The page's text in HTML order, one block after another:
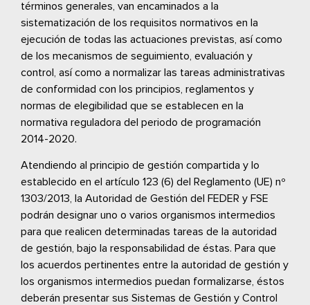
términos generales, van encaminados a la
sistematización de los requisitos normativos en la
ejecución de todas las actuaciones previstas, así como
de los mecanismos de seguimiento, evaluación y
control, así como a normalizar las tareas administrativas
de conformidad con los principios, reglamentos y
normas de elegibilidad que se establecen en la
normativa reguladora del periodo de programación
2014-2020.
Atendiendo al principio de gestión compartida y lo
establecido en el artículo 123 (6) del Reglamento (UE) nº
1303/2013, la Autoridad de Gestión del FEDER y FSE
podrán designar uno o varios organismos intermedios
para que realicen determinadas tareas de la autoridad
de gestión, bajo la responsabilidad de éstas. Para que
los acuerdos pertinentes entre la autoridad de gestión y
los organismos intermedios puedan formalizarse, éstos
deberán presentar sus Sistemas de Gestión y Control